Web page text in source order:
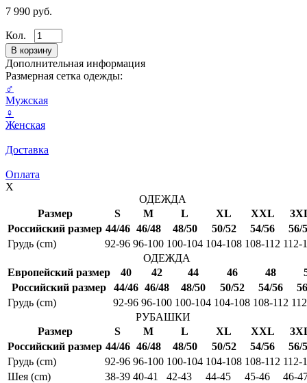
7 990 руб.
Кол.
Дополнительная информация
Размерная сетка одежды:
♂
Мужская
♀
Женская
Доставка
Оплата
X
ОДЕЖДА
Размер
S M L XL XXL
Российский размер 44/46 46/48 48/50 50/52 54/56
56/
Грудь (cm)
92-96 96-100 100-104 104-108 108-112 112-
ОДЕЖДА
Европейский размер
40 42 44 46 48
Российский размер
44/46 46/48 48/50 50/52 54/56
Грудь (cm)
92-96 96-100 100-104 104-108 108-112
РУБАШКИ
Размер
S M L XL XXL
Российский размер 44/46 46/48 48/50 50/52 54/56
56/
Грудь (cm)
92-96 96-100 100-104 104-108 108-112 112-
Шея (cm)
38-39 40-41 42-43 44-45 45-46
46-